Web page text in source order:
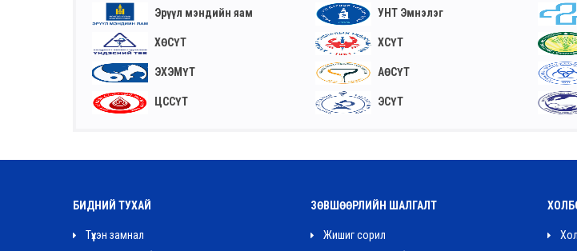
Эрүүл мэндийн яам УНТ Эмнэлэг
ХӨСҮТ ХСҮТ
ЭХЭМҮТ АӨСҮТ
ЦССҮТ ЭСҮТ
БИДНИЙ ТУХАЙ
Түүхэн замнал
ЗӨВШӨӨРЛИЙН ШАЛГАЛТ
Жишиг сорил